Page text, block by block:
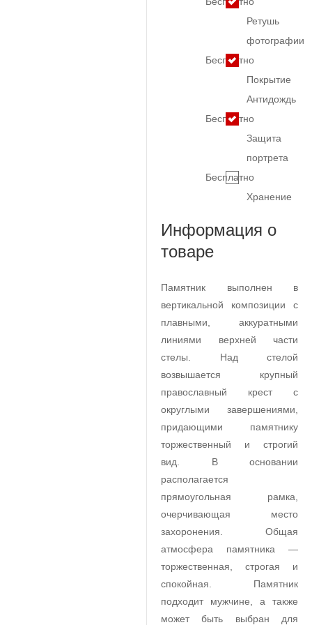
Ретушь
фотографии
Бесплатно
Покрытие
Антидождь
Бесплатно
Защита
портрета
Бесплатно
Хранение
Информация о
товаре
Памятник выполнен в
вертикальной композиции с
плавными, аккуратными
линиями верхней части
стелы. Над стелой
возвышается крупный
православный крест с
округлыми завершениями,
придающими памятнику
торжественный и строгий
вид. В основании
располагается
прямоугольная рамка,
очерчивающая место
захоронения. Общая
атмосфера памятника —
торжественная, строгая и
спокойная. Памятник
подходит мужчине, а также
может быть выбран для